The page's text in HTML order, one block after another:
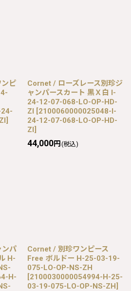
ピ
]
Cornet / ローズレース別珍ジ
ャンパースカート 黒Ｘ白 I-
24-12-07-068-LO-OP-HD-
ZI [2100060000025048-I-
24-12-07-068-LO-OP-HD-
ZI]
44,000円 (税込)
ンパ
H-
H-
Cornet / 別珍ワンピース
Free ボルドー H-25-03-19-
075-LO-OP-NS-ZH
[2100030000054994-H-25-
03-19-075-LO-OP-NS-ZH]